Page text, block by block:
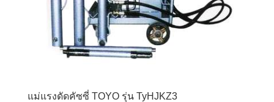
แม่แรงดัดคัซซี่ TOYO รุ่น TyHJKZ3